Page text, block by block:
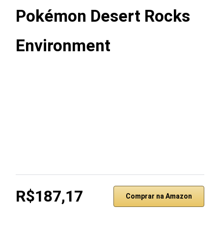
Pokémon Desert Rocks
Environment
R$187,17 Comprar na Amazon